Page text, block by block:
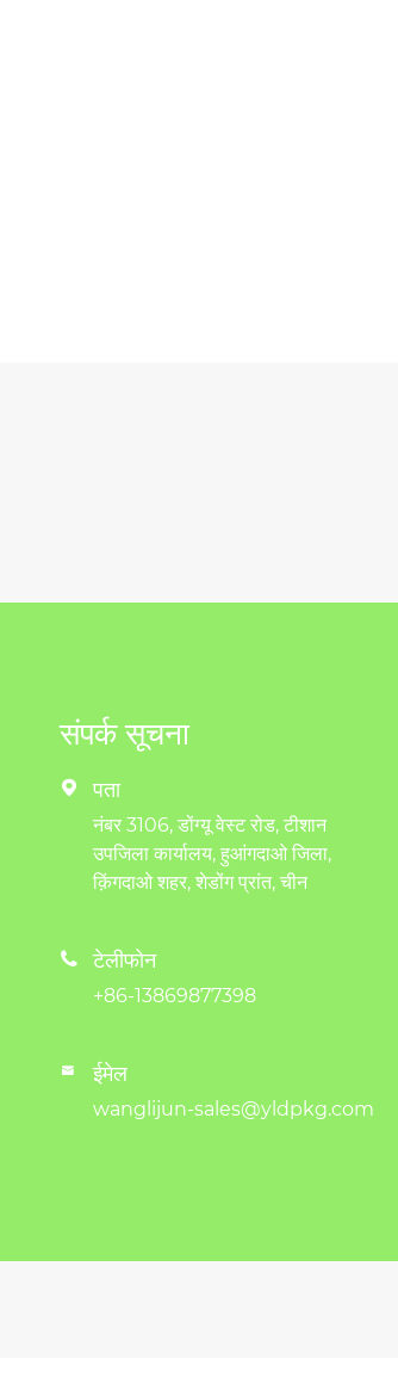
संपर्क सूचना
 पता
नंबर 3106, डोंग्यू वेस्ट रोड, टीशान
उपजिला कार्यालय, हुआंगदाओ जिला,
क़िंगदाओ शहर, शेडोंग प्रांत, चीन
 टेलीफोन
+86-13869877398
 ईमेल
wanglijun-sales@yldpkg.com